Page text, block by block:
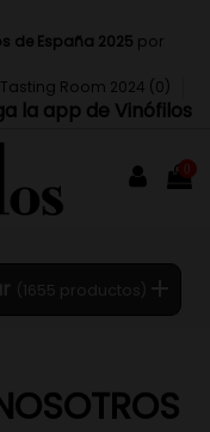
de España 2025 por
Room 2024 (0 )
la app de Vinófilos
0